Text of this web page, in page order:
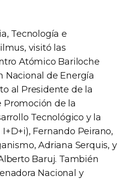
Tecnología e
visitó las
Atómico Bariloche
Nacional de Energía
al Presidente de la
Promoción de la
Tecnológico y la
Fernando Peirano,
Adriana Serquis, y
Baruj. También
Nacional y